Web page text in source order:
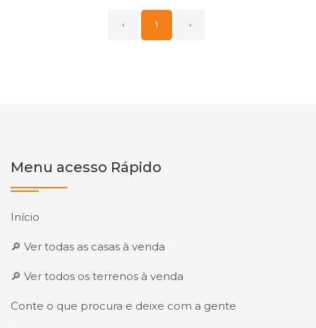
‹ 1 ›
Menu acesso Rápido
Início
🔎 Ver todas as casas à venda
🔎 Ver todos os terrenos à venda
Conte o que procura e deixe com a gente